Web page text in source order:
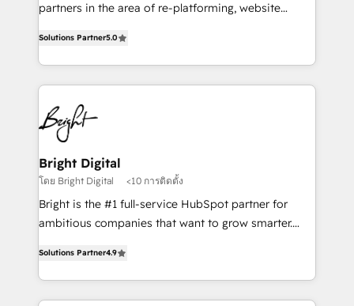
partners in the area of re-platforming, website
implementations for mid-market & enterprise
companies. We are woman-owned, powered by
coffee, and we ❤️ dogs. We produce award-winning
work for our clients. 🏆2023 Technical Expertise
Impact Award 🏆2022 Technical Expertise Impact
Award 🏆2022 Platform Migration Excellence Impact
Award 🏆2020 Elite Solutions Partner 🏆2019
Integrations HubSpot Impact Award 🏆2019
Marketing Enablement HubSpot Impact Award 🏆
2018 Website Design HubSpot Impact Award 🏆2017
Growth-Driven Design Agency of the Year 🏆2016
Sales Enablement HubSpot Impact Award 🏆2015
Solutions Partner5.0
Bright Digital
โดย Bright Digital <10 การติดตั้ง
Bright is the #1 full-service HubSpot partner for
ambitious companies that want to grow smarter.
developing a new website to lead generation and
digital marketing; we do it all (and with great
results)! In short, our services include: - HubSpot
Solutions Partner4.9